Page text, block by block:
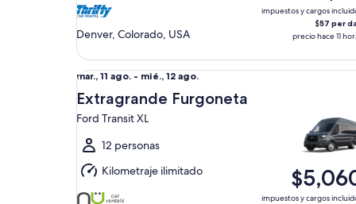
Denver, Colorado, USA
impuestos y cargos
$57 per
precio hace 11
Del
mar.,
11
ago.
al
mié.,
12
ago.
mar., 11 ago. - mié., 12 ago.
Extragrande Furgoneta
Ford Transit XL
12 personas
Kilometraje ilimitado
impuestos y cargos
Extragrande Furgoneta Ford Transit XL